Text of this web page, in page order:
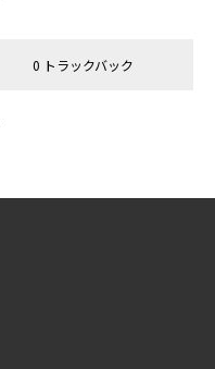
0 トラックバック